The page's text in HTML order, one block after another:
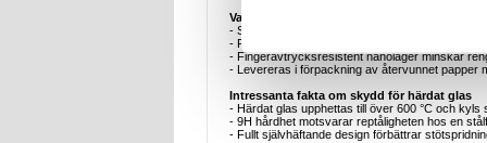
Varför detta skydd är det perfekta köpet
- Skräddarsydd CNC-skärning säkerställer att
- Fulllimad vidhäftning innebär ingen
- Fingeravtrycksresistent nanolager minskar
- Levereras i förpackning av återvunnet papper
Intressanta fakta om skydd för härdat glas
- Härdat glas upphettas till över 600 °C och
- 9H hårdhet motsvarar reptåligheten hos en
- Fullt självhäftande design förbättrar